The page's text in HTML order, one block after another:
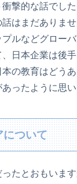
撃的な話でし
はまだありま
ルなどグロー
日本企業は後
の教育はどう
ったように思い
について
たとおもいま